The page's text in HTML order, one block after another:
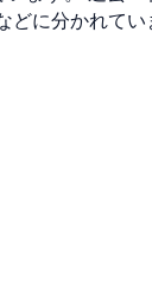
に分かれて